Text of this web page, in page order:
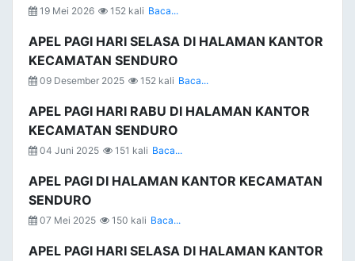
19 Mei 2026 152 kali Baca...
APEL PAGI HARI SELASA DI HALAMAN KANTOR
KECAMATAN SENDURO
09 Desember 2025 152 kali Baca...
APEL PAGI HARI RABU DI HALAMAN KANTOR
KECAMATAN SENDURO
04 Juni 2025 151 kali Baca...
APEL PAGI DI HALAMAN KANTOR KECAMATAN
SENDURO
07 Mei 2025 150 kali Baca...
APEL PAGI HARI SELASA DI HALAMAN KANTOR